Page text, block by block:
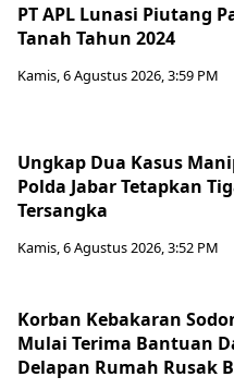
PT APL Lunasi Piutang
Tanah Tahun 2024
Kamis, 6 Agustus 2026, 3:59 PM
Ungkap Dua Kasus
Polda Jabar Tetapkan
Tersangka
Kamis, 6 Agustus 2026, 3:52 PM
Korban Kebakaran
Mulai Terima Bantuan
Delapan Rumah Rusak